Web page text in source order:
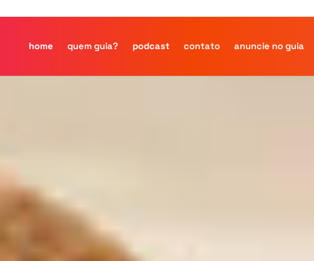
home quem guia? podcast contato anuncie no guia